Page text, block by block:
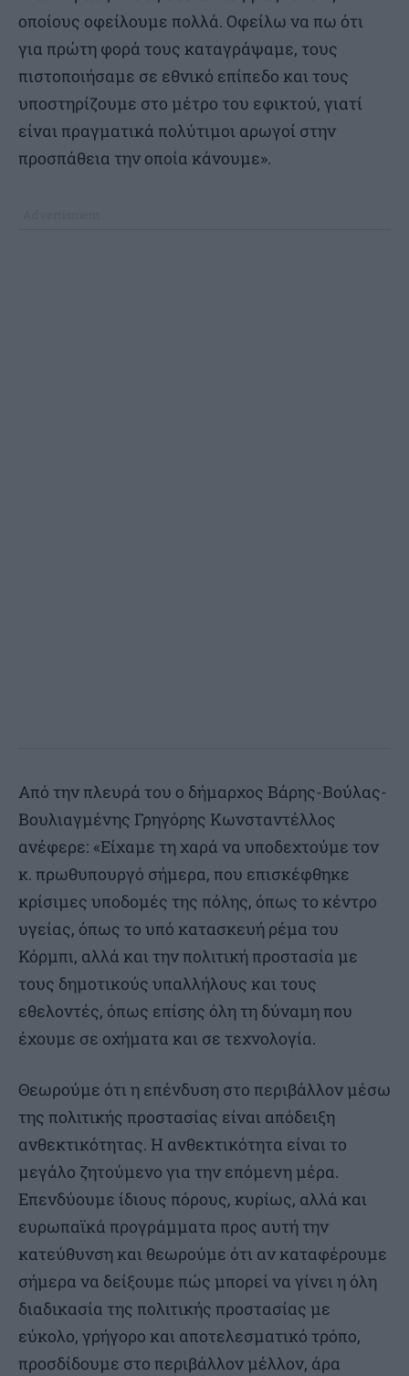
οποίους οφείλουμε πολλά. Οφείλω να πω ότι
για πρώτη φορά τους καταγράψαμε, τους
πιστοποιήσαμε σε εθνικό επίπεδο και τους
υποστηρίζουμε στο μέτρο του εφικτού, γιατί
είναι πραγματικά πολύτιμοι αρωγοί στην
προσπάθεια την οποία κάνουμε».
Από την πλευρά του ο δήμαρχος Βάρης-Βούλας-
Βουλιαγμένης Γρηγόρης Κωνσταντέλλος
ανέφερε: «Είχαμε τη χαρά να υποδεχτούμε τον
κ. πρωθυπουργό σήμερα, που επισκέφθηκε
κρίσιμες υποδομές της πόλης, όπως το κέντρο
υγείας, όπως το υπό κατασκευή ρέμα του
Κόρμπι, αλλά και την πολιτική προστασία με
τους δημοτικούς υπαλλήλους και τους
εθελοντές, όπως επίσης όλη τη δύναμη που
έχουμε σε οχήματα και σε τεχνολογία.
Θεωρούμε ότι η επένδυση στο περιβάλλον μέσω
της πολιτικής προστασίας είναι απόδειξη
ανθεκτικότητας. Η ανθεκτικότητα είναι το
μεγάλο ζητούμενο για την επόμενη μέρα.
Επενδύουμε ίδιους πόρους, κυρίως, αλλά και
ευρωπαϊκά προγράμματα προς αυτή την
κατεύθυνση και θεωρούμε ότι αν καταφέρουμε
σήμερα να δείξουμε πώς μπορεί να γίνει η όλη
διαδικασία της πολιτικής προστασίας με
εύκολο, γρήγορο και αποτελεσματικό τρόπο,
προσδίδουμε στο περιβάλλον μέλλον, άρα